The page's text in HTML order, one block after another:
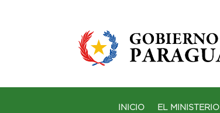
INICIO EL MINISTERIO